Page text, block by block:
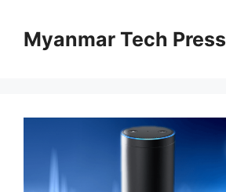
contentMyanmar Tech Press